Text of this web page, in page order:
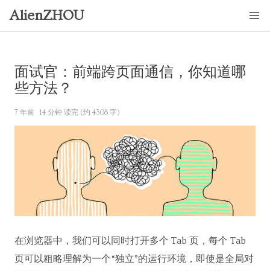
AlienZHOU
面试官：前端跨页面通信，你知道哪
些方法？
7 年前 14 分钟 读完 (约 4308 字)
在浏览器中，我们可以同时打开多个 Tab 页，每个 Tab
页可以粗略理解为一个“独立”的运行环境，即使是全局对